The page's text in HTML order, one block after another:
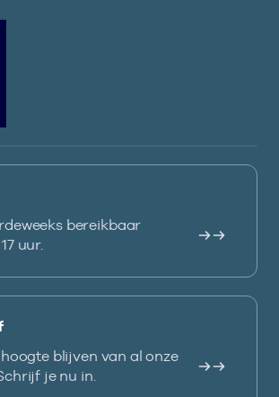
bereikbaar
uur.
blijven van al onze
je nu in.